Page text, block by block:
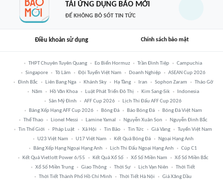
TẢI ỨNG DỤNG BÁO MỚI
ĐỂ KHÔNG BỎ SÓT TIN TỨC
Điều khoản sử dụng Chính sách bảo mật
THPT Chuyên Tuyên Quang Eo Biển Hormuz Trần Đình Tiệp
Campuchia
Singapore
Tô Lâm Đội Tuyển Việt Nam Doanh Nghiệp
ASEAN Cup 2026
Đình Bắc
Liên Bang Nga Khánh Sky Hạ Tầng Iran Sophon Zaram
Tháo Gỡ
Năm
Hồ Văn Khoa Luật Phát Triển Đô Thị Kim Sang-Sik
Indonesia
Sân Mỹ Đình
AFF Cup 2026
Lịch Thi Đấu AFF Cup 2026
Bảng Xếp Hạng AFF Cup 2026
Bóng Đá Báo Bóng Đá
Bóng Đá Việt Nam
Thể Thao
Lionel Messi Lamine Yamal Nguyễn Xuân Son
Nguyễn Đình Bắc
Tin Thế Giới
Pháp Luật Xã Hội Tin Bão Tin Tức Giá Vàng
Tuyển Việt Nam
U23 Việt Nam
U17 Việt Nam Kết Quả Bóng Đá
Ngoại Hạng Anh
Bảng Xếp Hạng Ngoại Hạng Anh
Lịch Thi Đấu Ngoại Hạng Anh
Cúp C1
Kết Quả Vietlott Power 6/55
Kết Quả Xổ Số Xổ Số Miền Nam
Xổ Số Miền Bắc
Xổ Số Miền Trung
Giao Thông Thời Sự Lịch Vạn Niên
Thời Tiết
Thời Tiết Thành Phố Hồ Chí Minh
Thời Tiết Hà Nội Giá Xăng Dầu